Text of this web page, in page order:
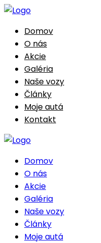
Domov
O nás
Akcie
Galéria
Naše vozy
Články
Moje autá
Kontakt
Domov
O nás
Akcie
Galéria
Naše vozy
Články
Moje autá